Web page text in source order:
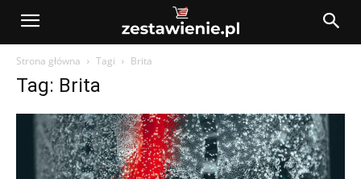
Strona główna Tagi Brita
Tag: Brita